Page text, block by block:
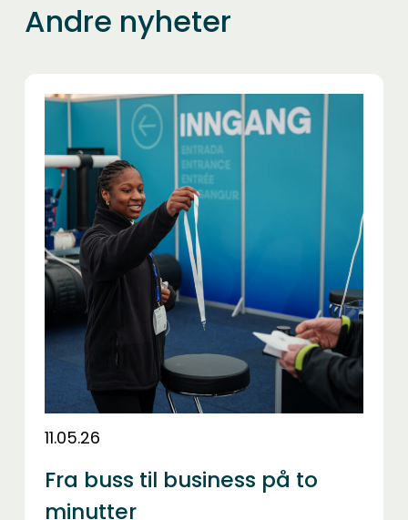
Andre nyheter
11.05.26
Fra buss til business på to
minutter